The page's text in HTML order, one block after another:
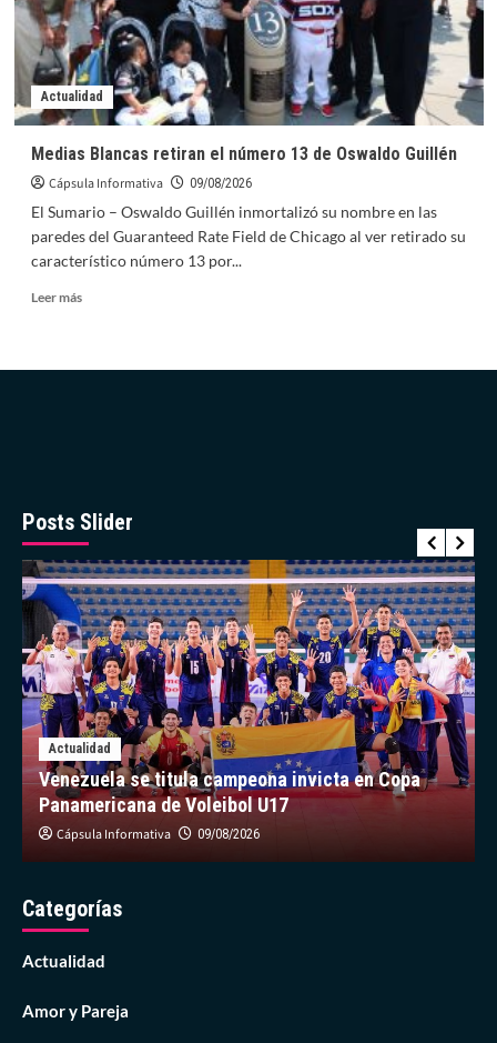
para
detección
de
enfermedades
Actualidad
Medias Blancas retiran el número 13 de Oswaldo Guillén
Cápsula Informativa 09/08/2026
El Sumario – Oswaldo Guillén inmortalizó su nombre en las
paredes del Guaranteed Rate Field de Chicago al ver retirado su
característico número 13 por...
Leer másLeer
Guillén
Posts Slider
Actualidad
Venezuela se titula campeona invicta en Copa
Panamericana de Voleibol U17
Cápsula Informativa 09/08/2026
Categorías
Actualidad
Amor y Pareja